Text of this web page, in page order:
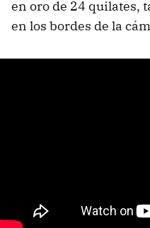
en oro de 24 quilates,
en los bordes de la